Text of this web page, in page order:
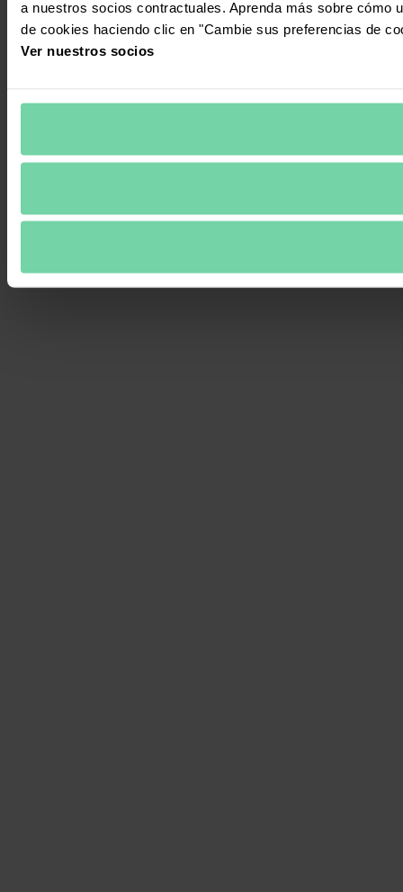
a nuestros socios contractuales. Aprenda más sobre cómo
de cookies haciendo clic en "Cambie sus preferencias de
Ver nuestros socios